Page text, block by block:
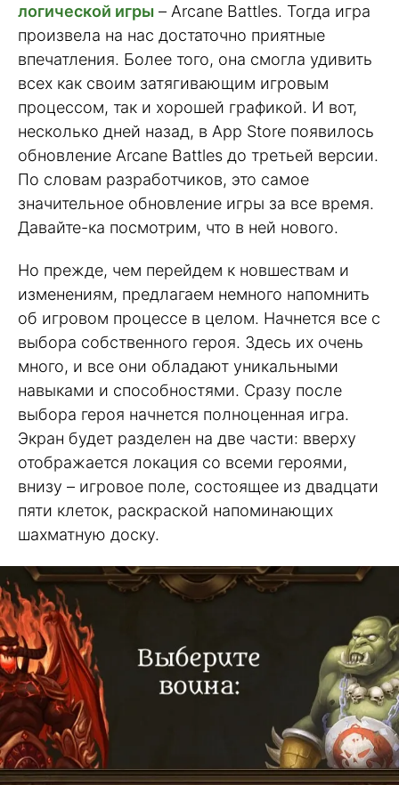
логической игры – Arcane Battles. Тогда игра
произвела на нас достаточно приятные
впечатления. Более того, она смогла удивить
всех как своим затягивающим игровым
процессом, так и хорошей графикой. И вот,
несколько дней назад, в App Store появилось
обновление Arcane Battles до третьей версии.
По словам разработчиков, это самое
значительное обновление игры за все время.
Давайте-ка посмотрим, что в ней нового.
Но прежде, чем перейдем к новшествам и
изменениям, предлагаем немного напомнить
об игровом процессе в целом. Начнется все с
выбора собственного героя. Здесь их очень
много, и все они обладают уникальными
навыками и способностями. Сразу после
выбора героя начнется полноценная игра.
Экран будет разделен на две части: вверху
отображается локация со всеми героями,
внизу – игровое поле, состоящее из двадцати
пяти клеток, раскраской напоминающих
шахматную доску.